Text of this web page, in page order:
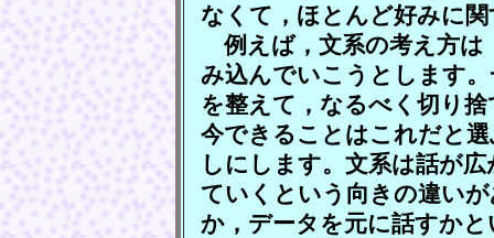
なくて，ほとんど好みに
例えば，文系の考え方は
み込んでいこうとします
を整えて，なるべく切り
今できることはこれだと
しにします。文系は話が
ていくという向きの違い
か，データを元に話すか